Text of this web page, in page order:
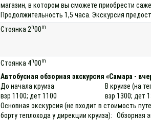
магазин, в котором вы сможете приобрести
Продолжительность 1,5 часа. Экскурсия
Стоянка 2 h00m
Стоянка 4h00m
Автобусная обзорная экскурсия «Самара -
До начала круиза
взр 1100; дет 1100
В круизе (на
взр 1300; дет
Основная экскурсия (не входит в стоимость
борту теплохода у дирекции круиза): Обзорная